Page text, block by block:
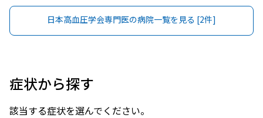
日本高血圧学会専門医の病院一覧を見る [2件]
症状から探す
該当する症状を選んでください。